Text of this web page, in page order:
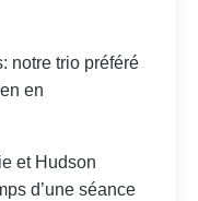
notre trio préféré
en
et Hudson
d’une séance